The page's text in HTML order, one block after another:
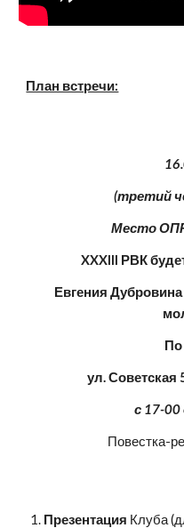
План встречи:
(третий
Место
XXXIII РВК
По
ул. Советская
с 17-00
Повестка-
Презентация Клуба